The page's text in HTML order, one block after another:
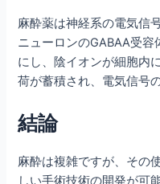
麻酔薬は神経系の電気信
ニューロンのGABAA受
にし、陰イオンが細胞内
荷が蓄積され、電気信号
結論
麻酔は複雑ですが、その
しい手術技術の開発が可